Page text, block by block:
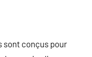
sont conçus pour